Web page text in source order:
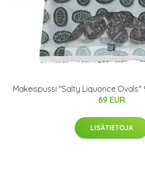
Makeispussi "Salty Liquorice Ovals"
69 EUR
LISÄTIETOJA